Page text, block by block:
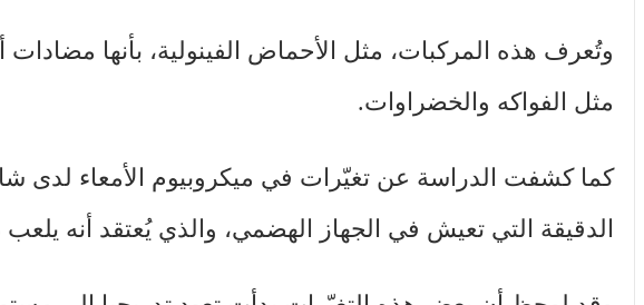
وتُعرف هذه المركبات، مثل الأحماض الفينولية، بأنها
مثل الفواكه والخضراوات.
كما كشفت الدراسة عن تغيّرات في ميكروبيوم الأمعاء لدى
الدقيقة التي تعيش في الجهاز الهضمي، والذي يُعتقد أنه